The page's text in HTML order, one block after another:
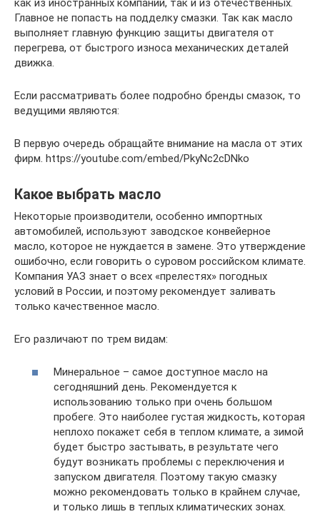
Главное не попасть на подделку смазки. Так как масло
выполняет главную функцию защиты двигателя от
перегрева, от быстрого износа механических деталей
движка.
Если рассматривать более подробно бренды смазок, то
ведущими являются:
В первую очередь обращайте внимание на масла от этих
фирм. https://youtube.com/embed/PkyNc2cDNko
Какое выбрать масло
Некоторые производители, особенно импортных
автомобилей, используют заводское конвейерное
масло, которое не нуждается в замене. Это утверждение
ошибочно, если говорить о суровом российском климате.
Компания УАЗ знает о всех «прелестях» погодных
условий в России, и поэтому рекомендует заливать
только качественное масло.
Его различают по трем видам:
Минеральное – самое доступное масло на
сегодняшний день. Рекомендуется к
использованию только при очень большом
пробеге. Это наиболее густая жидкость, которая
неплохо покажет себя в теплом климате, а зимой
будет быстро застывать, в результате чего
будут возникать проблемы с переключения и
запуском двигателя. Поэтому такую смазку
можно рекомендовать только в крайнем случае,
и только лишь в теплых климатических зонах.